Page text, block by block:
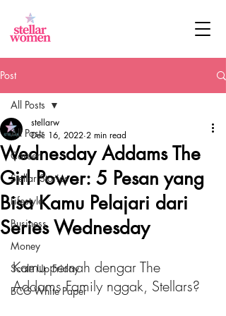
Post
All Posts
Career
Stellar Stories
Lifestyle
Business
Money
Scale Up Friday
BCG White Paper
All Posts
Wednesday Addams The
Girl Power: 5 Pesan yang
Bisa Kamu Pelajari dari
Series Wednesday
stellarw
Dec 16, 2022 2 min read
Kamu pernah dengar The
Addams Family nggak, Stellars?